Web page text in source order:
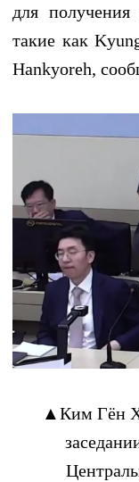
для
такие как
Hankyoreh,
▲Ким Гён